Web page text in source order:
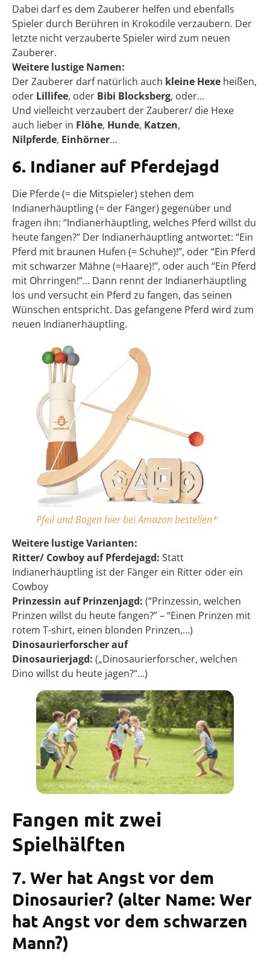
Dabei darf es dem Zauberer helfen und ebenfalls
Spieler durch Berühren in Krokodile verzaubern. Der
letzte nicht verzauberte Spieler wird zum neuen
Zauberer.
Weitere lustige Namen:
Der Zauberer darf natürlich auch kleine Hexe heißen,
oder Lillifee, oder Bibi Blocksberg, oder…
Und vielleicht verzaubert der Zauberer/ die Hexe
auch lieber in Flöhe, Hunde, Katzen,
Nilpferde, Einhörner…
6. Indianer auf Pferdejagd
Die Pferde (= die Mitspieler) stehen dem
Indianerhäuptling (= der Fänger) gegenüber und
fragen ihn: “Indianerhäuptling, welches Pferd willst du
heute fangen?” Der Indianerhäuptling antwortet: “Ein
Pferd mit braunen Hufen (= Schuhe)!”, oder “Ein Pferd
mit schwarzer Mähne (=Haare)!”, oder auch “Ein Pferd
mit Ohrringen!”… Dann rennt der Indianerhäuptling
los und versucht ein Pferd zu fangen, das seinen
Wünschen entspricht. Das gefangene Pferd wird zum
neuen Indianerhäuptling.
Pfeil und Bogen hier bei Amazon bestellen*
Weitere lustige Varianten:
Ritter/ Cowboy auf Pferdejagd: Statt
Indianerhäuptling ist der Fänger ein Ritter oder ein
Cowboy
Prinzessin auf Prinzenjagd: (“Prinzessin, welchen
Prinzen willst du heute fangen?” – “Einen Prinzen mit
rotem T-shirt, einen blonden Prinzen,…)
Dinosaurierforscher auf
Dinosaurierjagd: („Dinosaurierforscher, welchen
Dino willst du heute jagen?“…)
Fangen mit zwei
Spielhälften
7. Wer hat Angst vor dem
Dinosaurier? (alter Name: Wer
hat Angst vor dem schwarzen
Mann?)